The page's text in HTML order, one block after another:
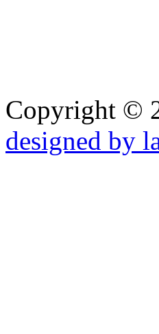
Copyright ©
designed by